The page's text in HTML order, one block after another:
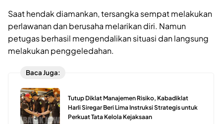
Saat hendak diamankan, tersangka sempat melakukan
perlawanan dan berusaha melarikan diri. Namun
petugas berhasil mengendalikan situasi dan langsung
melakukan penggeledahan.
Baca Juga:
Tutup Diklat Manajemen Risiko, Kabadiklat
Harli Siregar Beri Lima Instruksi Strategis untuk
Perkuat Tata Kelola Kejaksaan